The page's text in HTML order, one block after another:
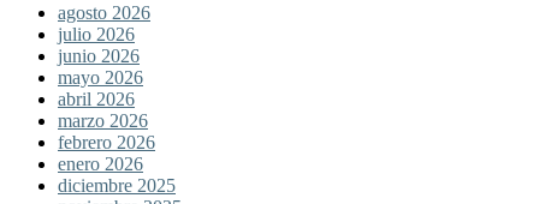
agosto 2026
julio 2026
junio 2026
mayo 2026
abril 2026
marzo 2026
febrero 2026
enero 2026
diciembre 2025